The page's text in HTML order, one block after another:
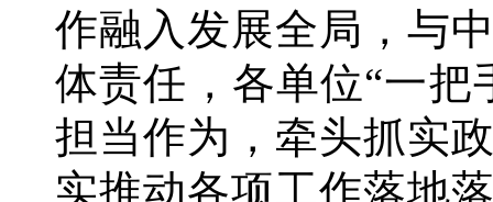
作融入发展全局，与
体责任，各单位“一把
担当作为，牵头抓实
实推动各项工作落地